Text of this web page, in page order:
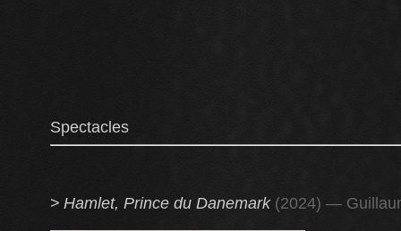
Spectacles
> Hamlet, Prince du Danemark (2024) —